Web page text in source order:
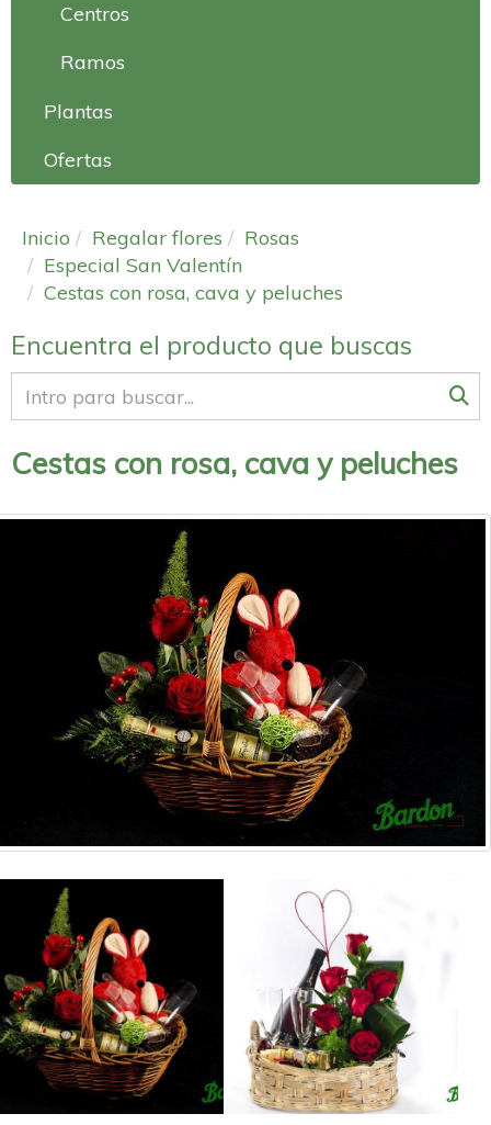
Centros
Ramos
Plantas
Ofertas
Inicio Regalar flores
Rosas
Especial San Valentín
Cestas con rosa, cava y peluches
Encuentra el producto que buscas
Cestas con rosa, cava y peluches